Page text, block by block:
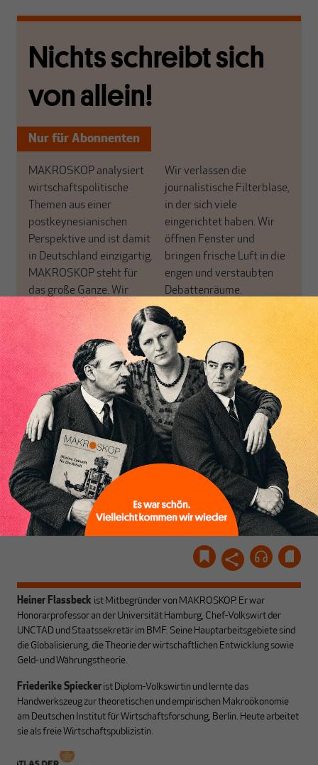
Nichts schreibt sich
von allein!
Nur für Abonnenten
MAKROSKOP analysiert
wirtschaftspolitische
Themen aus einer
postkeynesianischen
Perspektive und ist damit
in Deutschland einzigartig.
MAKROSKOP steht für
das große Ganze. Wir
haben einen Blick auf
Geld, Wirtschaft und
Politik, den Sie so
woanders nicht finden.
Dabei leben wir von
unseren Autoren, ihren
Recherchen, ihrem Wissen
und ihrem Enthusiasmus.
Gemeinsam scheren wir
aus den schmaler
werdenden Leitplanken
des Denkens aus.
Wir verlassen die
journalistische Filterblase,
in der sich viele
eingerichtet haben. Wir
öffnen Fenster und
bringen frische Luft in die
engen und verstaubten
Debattenräume.
Brauchen Sie auch frische
Luft? Dann folgen Sie
einfach dem Button.
ABONNIEREN SIE
MAKROSKOP
Schon Abonnent? Dann
hiereinloggen!
Heiner Flassbeck ist Mitbegründer von MAKROSKOP. Er war
Honorarprofessor an der Universität Hamburg, Chef-Volkswirt der
UNCTAD und Staatssekretär im BMF. Seine Hauptarbeitsgebiete sind
die Globalisierung, die Theorie der wirtschaftlichen Entwicklung sowie
Geld- und Währungstheorie.
Friederike Spiecker ist Diplom-Volkswirtin und lernte das
Handwerkszeug zur theoretischen und empirischen Makroökonomie
am Deutschen Institut für Wirtschaftsforschung, Berlin. Heute arbeitet
sie als freie Wirtschaftspublizistin.